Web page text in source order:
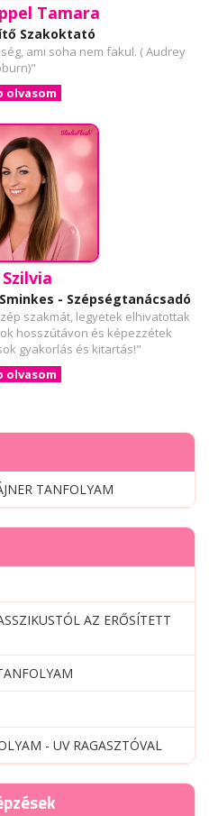
Tamara
Szakoktató
ami soha nem fakul. ( Audrey
olvasom
- Szépségtanácsadó
szakmát, legyetek elhivatottak
hosszútávon és képezzétek
gyakorlás és kitartás!"
olvasom
TANFOLYAM
AZ ERŐSÍTETT
- UV RAGASZTÓVAL